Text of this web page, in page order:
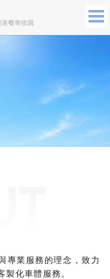
餐車收購
專業服務的理念，致力
製化車體服務。